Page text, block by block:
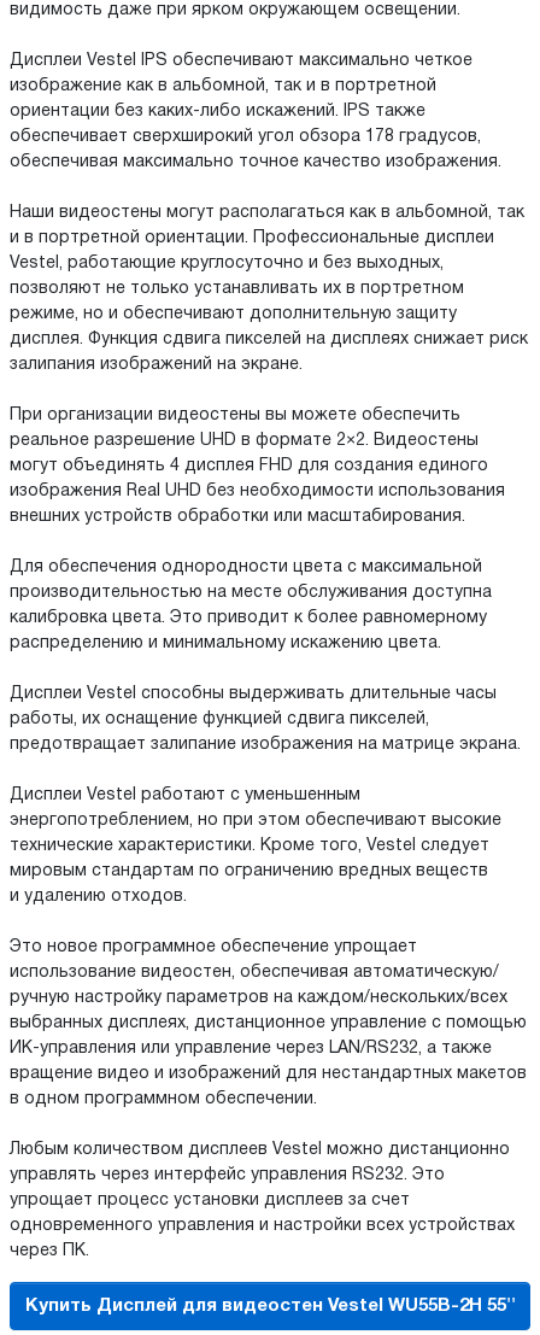
видимость даже при ярком окружающем освещении.
Дисплеи Vestel IPS обеспечивают максимально четкое
изображение как в альбомной, так и в портретной
ориентации без каких-либо искажений. IPS также
обеспечивает сверхширокий угол обзора 178 градусов,
обеспечивая максимально точное качество изображения.
Наши видеостены могут располагаться как в альбомной, так
и в портретной ориентации. Профессиональные дисплеи
Vestel, работающие круглосуточно и без выходных,
позволяют не только устанавливать их в портретном
режиме, но и обеспечивают дополнительную защиту
дисплея. Функция сдвига пикселей на дисплеях снижает риск
залипания изображений на экране.
При организации видеостены вы можете обеспечить
реальное разрешение UHD в формате 2×2. Видеостены
могут объединять 4 дисплея FHD для создания единого
изображения Real UHD без необходимости использования
внешних устройств обработки или масштабирования.
Для обеспечения однородности цвета с максимальной
производительностью на месте обслуживания доступна
калибровка цвета. Это приводит к более равномерному
распределению и минимальному искажению цвета.
Дисплеи Vestel способны выдерживать длительные часы
работы, их оснащение функцией сдвига пикселей,
предотвращает залипание изображения на матрице экрана.
Дисплеи Vestel работают с уменьшенным
энергопотреблением, но при этом обеспечивают высокие
технические характеристики. Кроме того, Vestel следует
мировым стандартам по ограничению вредных веществ
и удалению отходов.
Это новое программное обеспечение упрощает
использование видеостен, обеспечивая автоматическую/
ручную настройку параметров на каждом/нескольких/всех
выбранных дисплеях, дистанционное управление с помощью
ИК-управления или управление через LAN/RS232, а также
вращение видео и изображений для нестандартных макетов
в одном программном обеспечении.
Любым количеством дисплеев Vestel можно дистанционно
управлять через интерфейс управления RS232. Это
упрощает процесс установки дисплеев за счет
одновременного управления и настройки всех устройствах
через ПК.
Купить Дисплей для видеостен Vestel WU55B-2H 55''